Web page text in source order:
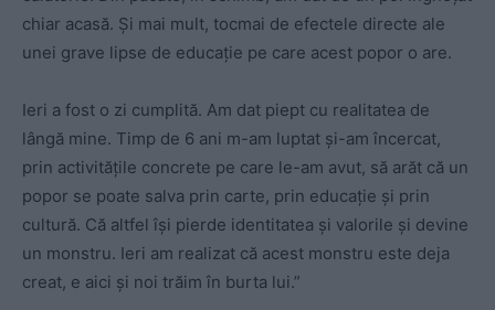
chiar acasă. Și mai mult, tocmai de efectele directe ale
unei grave lipse de educație pe care acest popor o are.
Ieri a fost o zi cumplită. Am dat piept cu realitatea de
lângă mine. Timp de 6 ani m-am luptat și-am încercat,
prin activitățile concrete pe care le-am avut, să arăt că un
popor se poate salva prin carte, prin educație și prin
cultură. Că altfel își pierde identitatea și valorile și devine
un monstru. Ieri am realizat că acest monstru este deja
creat, e aici și noi trăim în burta lui.”